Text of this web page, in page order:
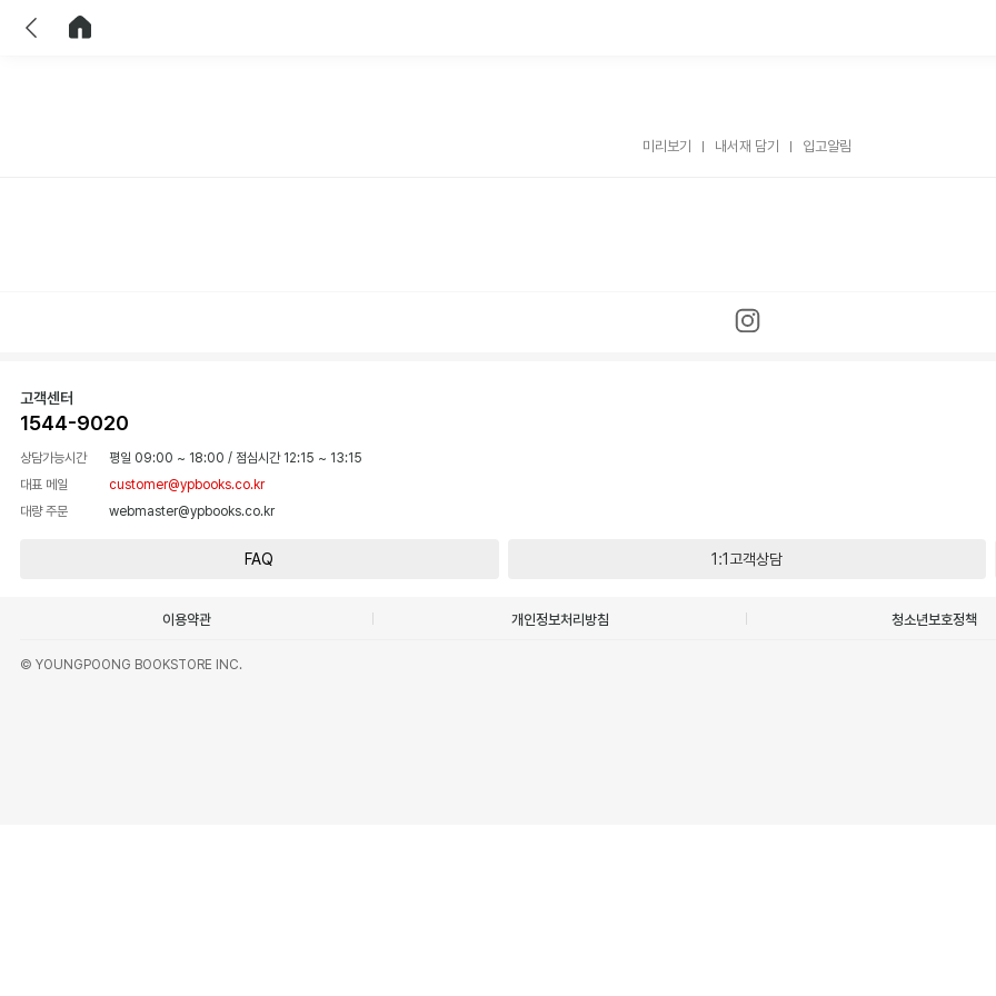
미리보기 내서재 담기 입고알림
고객센터
1544-9020
상담가능시간 평일 09:00 ~ 18:00 / 점심시간 12:15 ~ 13:15
대표 메일
customer@ypbooks.co.kr
대량 주문
webmaster@ypbooks.co.kr
FAQ 1:1고객상담
이용약관 개인정보처리방침 청소년보호정책
© YOUNGPOONG BOOKSTORE INC.